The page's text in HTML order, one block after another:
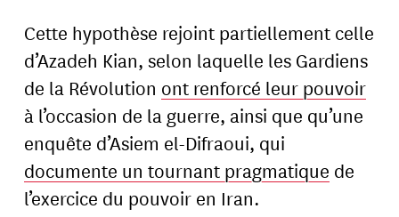
Cette hypothèse rejoint partiellement celle
d’Azadeh Kian, selon laquelle les Gardiens
de la Révolution ont renforcé leur pouvoir
à l’occasion de la guerre, ainsi que qu’une
enquête d’Asiem el-Difraoui, qui
documente un tournant pragmatique de
l’exercice du pouvoir en Iran.